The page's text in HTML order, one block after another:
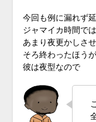
今回も例に漏れず
ジャマイカ時間で
あまり夜更かしさ
そろ終わったほうが
彼は夜型なので